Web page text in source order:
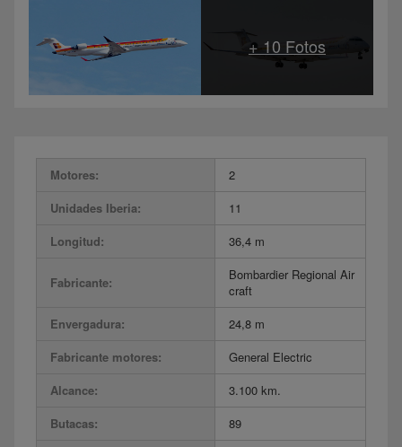
Motores:
2
Unidades Iberia:
11
Longitud:
36,4 m
Fabricante:
Bombardier Regional Air
craft
Envergadura:
24,8 m
Fabricante motores:
General Electric
Alcance:
3.100 km.
Butacas:
89